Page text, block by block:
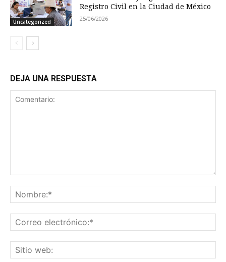
Uncategorized
Registro Civil en la Ciudad de México
25/06/2026
DEJA UNA RESPUESTA